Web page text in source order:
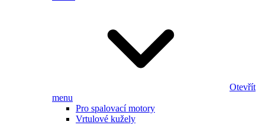
Otevřít
menu
Pro spalovací motory
Vrtulové kužely